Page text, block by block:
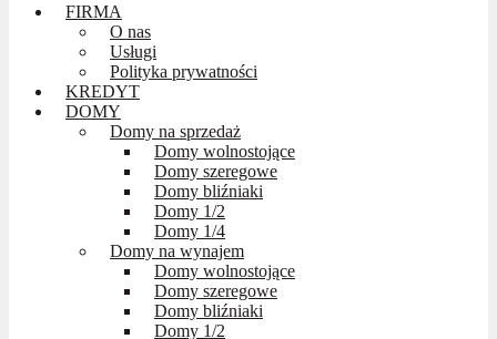
FIRMA
O nas
Usługi
Polityka prywatności
KREDYT
DOMY
Domy na sprzedaż
Domy wolnostojące
Domy szeregowe
Domy bliźniaki
Domy 1/2
Domy 1/4
Domy na wynajem
Domy wolnostojące
Domy szeregowe
Domy bliźniaki
Domy 1/2